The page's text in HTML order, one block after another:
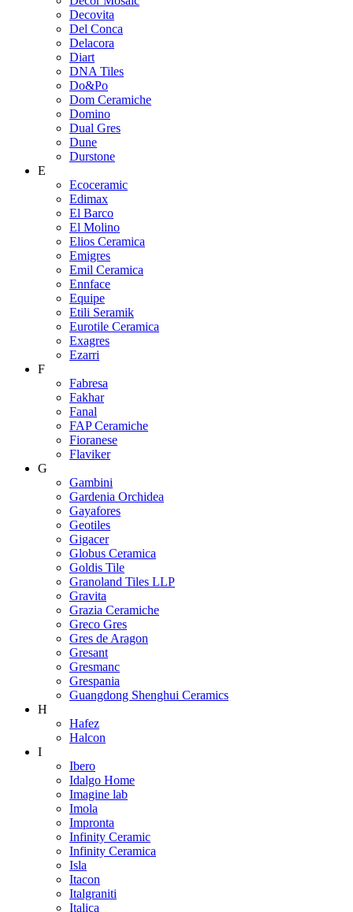
Decovita
Del Conca
Delacora
Diart
DNA Tiles
Do&Po
Dom Ceramiche
Domino
Dual Gres
Dune
Durstone
E
Ecoceramic
Edimax
El Barco
El Molino
Elios Ceramica
Emigres
Emil Ceramica
Ennface
Equipe
Etili Seramik
Eurotile Ceramica
Exagres
Ezarri
F
Fabresa
Fakhar
Fanal
FAP Ceramiche
Fioranese
Flaviker
G
Gambini
Gardenia Orchidea
Gayafores
Geotiles
Gigacer
Globus Ceramica
Goldis Tile
Granoland Tiles LLP
Gravita
Grazia Ceramiche
Greco Gres
Gres de Aragon
Gresant
Gresmanc
Grespania
Guangdong Shenghui Ceramics
H
Hafez
Halcon
I
Ibero
Idalgo Home
Imagine lab
Imola
Impronta
Infinity Ceramic
Infinity Ceramica
Isla
Itacon
Italgraniti
Italica